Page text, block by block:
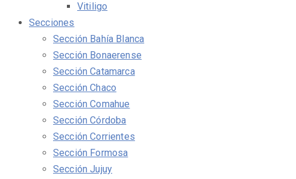
Vitiligo
Secciones
Sección Bahía Blanca
Sección Bonaerense
Sección Catamarca
Sección Chaco
Sección Comahue
Sección Córdoba
Sección Corrientes
Sección Formosa
Sección Jujuy